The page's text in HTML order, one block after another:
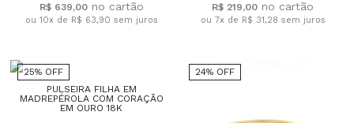
R$ 639,00
ou 10x de R$ 63,90 sem juros
R$ 219,00
ou 7x de R$ 31,28 sem juros
25% OFF
PULSEIRA FILHA EM
MADREPÉROLA COM CORAÇÃO
EM OURO 18K
24% OFF